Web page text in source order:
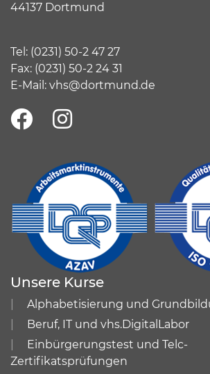
44137 Dortmund
Tel: (0231) 50-2 47 27
Fax: (0231) 50-2 24 31
E-Mail: vhs@dortmund.de
Unsere Kurse
Alphabetisierung und
Beruf, IT und vhs.DigitalLabor
Einbürgerungstest und Telc-
Zertifikatsprüfungen